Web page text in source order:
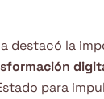
destacó la
para